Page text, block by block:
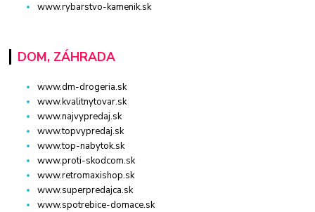
www.rybarstvo-kamenik.sk
DOM, ZÁHRADA
www.dm-drogeria.sk
www.kvalitnytovar.sk
www.najvypredaj.sk
www.topvypredaj.sk
www.top-nabytok.sk
www.proti-skodcom.sk
www.retromaxishop.sk
www.superpredajca.sk
www.spotrebice-domace.sk